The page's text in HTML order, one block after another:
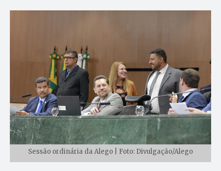
Sessão ordinária da Alego | Foto: Divulgação/Alego